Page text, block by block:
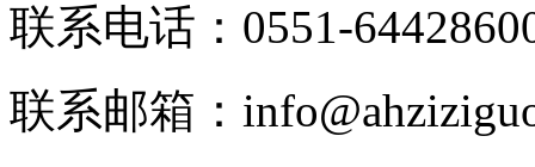
联系电话：0551-
联系邮箱：